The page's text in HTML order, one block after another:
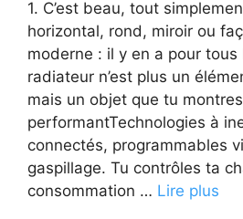
1. C’est beau, tout
horizontal, rond, miroir ou
moderne : il y en a pour tous
radiateur n’est plus un
mais un objet que tu
performantTechnologies à
connectés, programmables
gaspillage. Tu contrôles ta
consommation … Lire plus